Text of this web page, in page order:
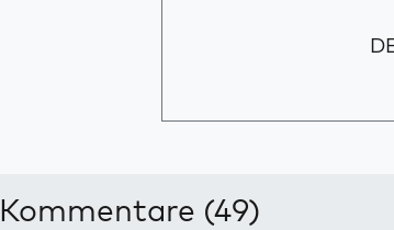
Kommentare (49)